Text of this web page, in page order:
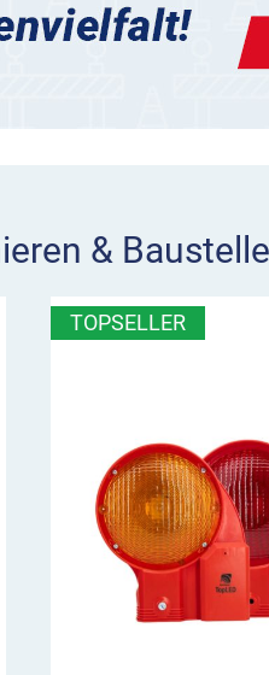
&
TOPSELLER